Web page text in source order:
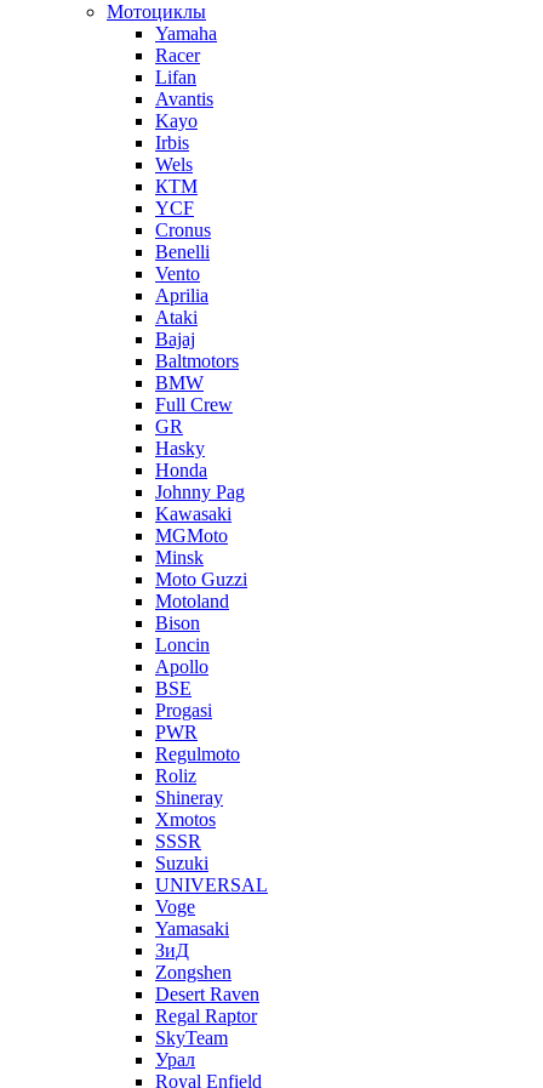
Мотоциклы
Yamaha
Racer
Lifan
Avantis
Kayo
Irbis
Wels
КТМ
YCF
Cronus
Benelli
Vento
Aprilia
Ataki
Bajaj
Baltmotors
BMW
Full Crew
GR
Hasky
Honda
Johnny Pag
Kawasaki
MGMoto
Minsk
Moto Guzzi
Motoland
Bison
Loncin
Apollo
BSE
Progasi
PWR
Regulmoto
Roliz
Shineray
Xmotos
SSSR
Suzuki
UNIVERSAL
Voge
Yamasaki
ЗиД
Zongshen
Desert Raven
Regal Raptor
SkyTeam
Урал
Royal Enfield